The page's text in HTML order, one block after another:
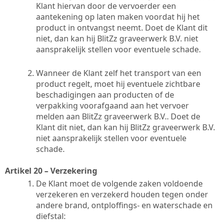
Klant hiervan door de vervoerder een
aantekening op laten maken voordat hij het
product in ontvangst neemt. Doet de Klant dit
niet, dan kan hij BlitZz graveerwerk B.V. niet
aansprakelijk stellen voor eventuele schade.
Wanneer de Klant zelf het transport van een
product regelt, moet hij eventuele zichtbare
beschadigingen aan producten of de
verpakking voorafgaand aan het vervoer
melden aan BlitZz graveerwerk B.V.. Doet de
Klant dit niet, dan kan hij BlitZz graveerwerk B.V.
niet aansprakelijk stellen voor eventuele
schade.
Artikel 20 – Verzekering
De Klant moet de volgende zaken voldoende
verzekeren en verzekerd houden tegen onder
andere brand, ontploffings- en waterschade en
diefstal: